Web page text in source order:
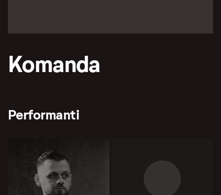
Komanda
Performanti